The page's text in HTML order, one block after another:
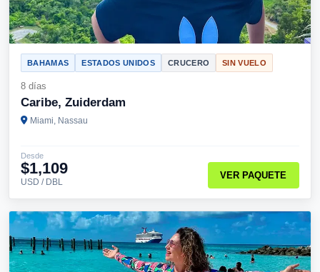
BAHAMAS ESTADOS UNIDOS CRUCERO SIN VUELO
8 días
Caribe, Zuiderdam
Miami, Nassau
Desde
$1,109
USD / DBL
VER PAQUETE